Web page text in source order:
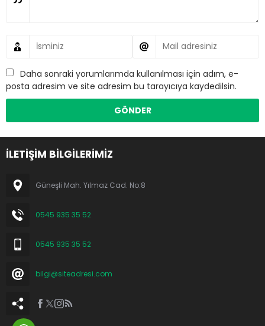
Daha sonraki yorumlarımda kullanılması için adım, e-
posta adresim ve site adresim bu tarayıcıya kaydedilsin.
İLETİŞİM BİLGİLERİMİZ
Güneşli Mah. Yılmaz Cad. No:8
0545 935 35 52
0545 935 35 52
bilgi@siteadresi.com